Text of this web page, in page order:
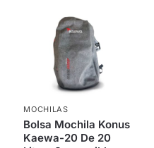
MOCHILAS
Bolsa Mochila Konus
Kaewa-20 De 20